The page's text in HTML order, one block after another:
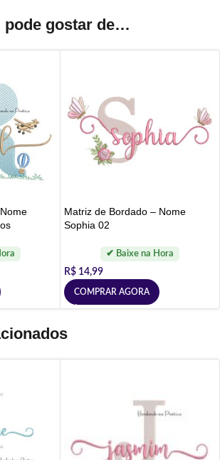
pode gostar de…
Matriz de Bordado – Nome
Sophia 02
R$ 14,99
COMPRAR AGORA